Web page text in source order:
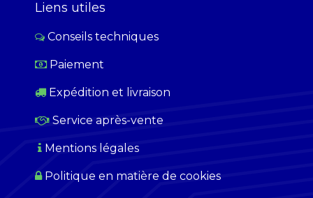
Liens utiles
Conseils techniques
Paiement
Expédition et livraison
Service après-vente
Mentions légales
Politique en matière de cookies